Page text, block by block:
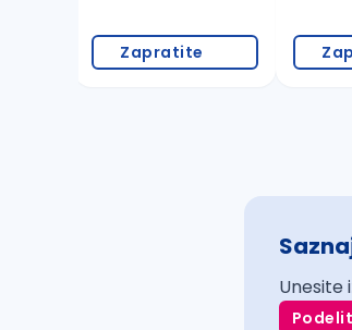
Zapratite
Unesite